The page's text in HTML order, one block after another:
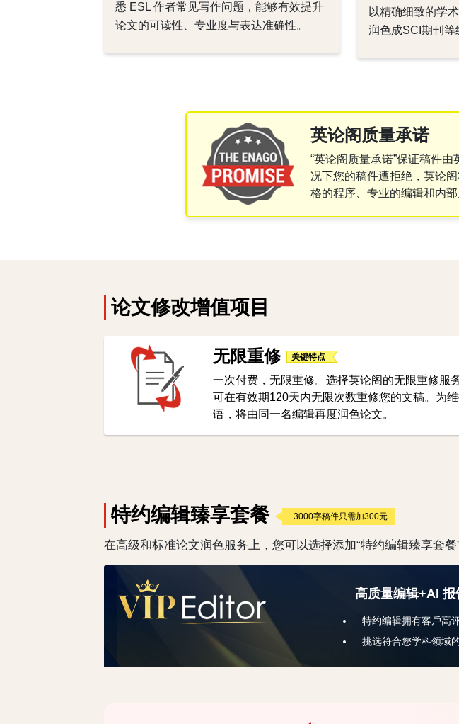
悉 ESL 作者常见写作问题，能够有效提升
论文的可读性、专业度与表达准确性。
以精确细致的学
润色成SCI期刊等
英论阁质量承诺
“英论阁质量承诺”保证稿件
况下您的稿件遭拒绝，英论
格的程序、专业的编辑和内
论文修改增值项目
无限重修
一次付费，无限重修。选择英论阁的无限重修服
可在有效期120天内无限次数重修您的文稿。为
语，将由同一名编辑再度润色论文。
特约编辑臻享套餐 3000字稿件只需加300元
在高级和标准论文润色服务上，您可以选择添加“特约编辑臻享套餐
高质量编辑+AI 报
特约编辑拥有客戶高
挑选符合您学科领域